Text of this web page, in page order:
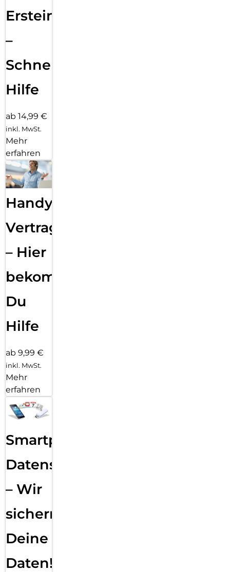
Ersteinrichtung
–
Schnelle
Hilfe
ab 14,99 €
inkl. MwSt.
Mehr
erfahren
Handy
Vertragsabwicklung
– Hier
bekommst
Du
Hilfe
ab 9,99 €
inkl. MwSt.
Mehr
erfahren
Smartphone
Datensicherung
– Wir
sichern
Deine
Daten!